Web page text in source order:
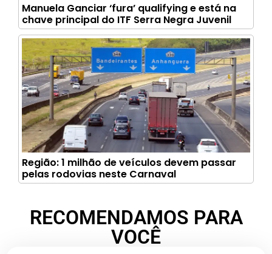
Manuela Ganciar ‘fura’ qualifying e está na
chave principal do ITF Serra Negra Juvenil
Região: 1 milhão de veículos devem passar
pelas rodovias neste Carnaval
RECOMENDAMOS PARA
VOCÊ